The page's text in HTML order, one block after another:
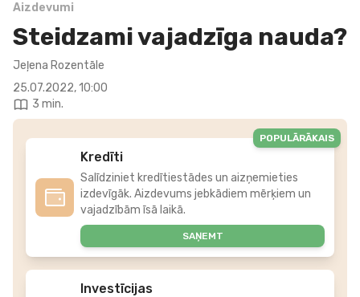
Aizdevumi
Steidzami vajadzīga nauda?
Jeļena Rozentāle
25.07.2022, 10:00
3 min.
Kredīti
Salīdziniet kredītiestādes un aizņemieties
izdevīgāk. Aizdevums jebkādiem mērķiem un
vajadzībām īsā laikā.
SAŅEMT
POPULĀRĀKAIS
Investīcijas